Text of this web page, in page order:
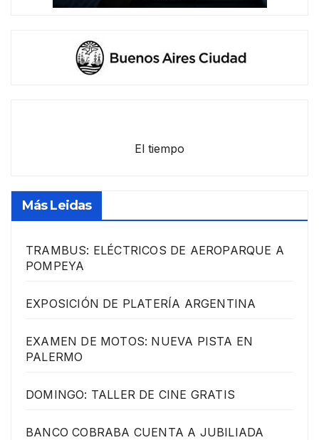
El tiempo
Más Leidas
TRAMBUS: ELÉCTRICOS DE AEROPARQUE A
POMPEYA
EXPOSICIÓN DE PLATERÍA ARGENTINA
EXAMEN DE MOTOS: NUEVA PISTA EN
PALERMO
DOMINGO: TALLER DE CINE GRATIS
BANCO COBRABA CUENTA A JUBILIADA